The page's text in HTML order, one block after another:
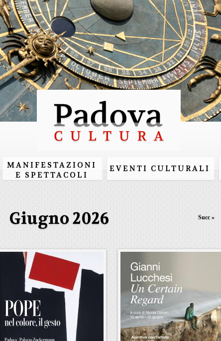
Salta al
contenuto
principale
MANIFESTAZIONI
E SPETTACOLI
EVENTI CULTURALI
Giugno 2026 Succ »